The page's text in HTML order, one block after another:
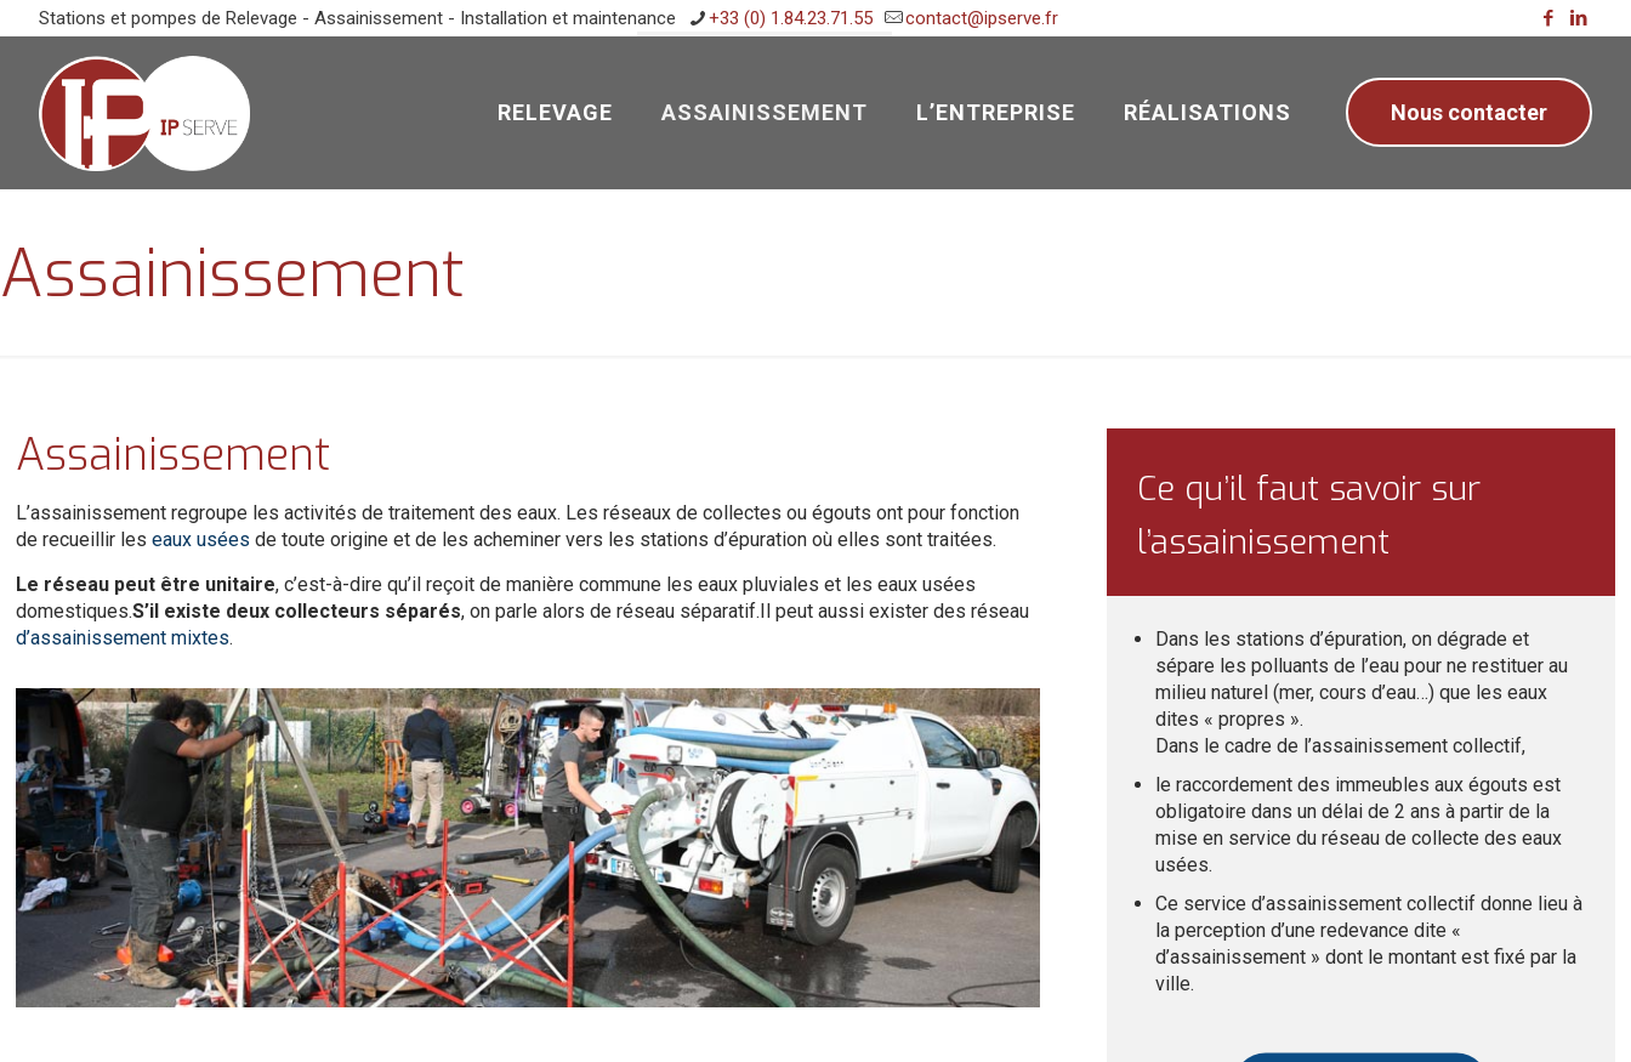
Stations et pompes de Relevage - Assainissement - Installation et maintenance +33 (0) 1.84.23.71.55 contact@ipserve.fr
RELEVAGE ASSAINISSEMENT L’ENTREPRISE RÉALISATIONS Nous contacter
Assainissement
Assainissement
L’assainissement regroupe les activités de traitement des eaux. Les réseaux de collectes ou égouts ont pour fonction
de recueillir leseaux usées de toute origine et de les acheminer vers les stations d’épuration où elles sont traitées.
Le réseau peut être unitaire, c’est-à-dire qu’il reçoit de manière commune les eaux pluviales et les eaux usées
domestiques.S’il existe deux collecteurs séparés, on parle alors de réseau séparatif.Il peut aussi exister des réseau
d’assainissement mixtes.
Ce qu’il faut savoir sur
l’assainissement
Dans les stations d’épuration, on dégrade et
sépare les polluants de l’eau pour ne restituer au
milieu naturel (mer, cours d’eau…) que les eaux
dites « propres ».
Dans le cadre de l’assainissement collectif,
le raccordement des immeubles aux égouts est
obligatoire dans un délai de 2 ans à partir de la
mise en service du réseau de collecte des eaux
usées.
Ce service d’assainissement collectif donne lieu à
la perception d’une redevance dite «
d’assainissement » dont le montant est fixé par la
ville.